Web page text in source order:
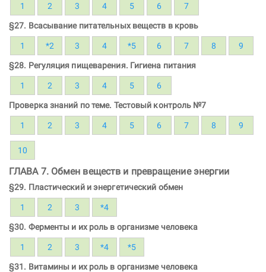
1 2 3 4 5 6 7
§27. Всасывание питательных веществ в кровь
1 *2 3 4 *5 6 7 8 9
§28. Регуляция пищеварения. Гигиена питания
1 2 3 4 5 6
Проверка знаний по теме. Тестовый контроль №7
1 2 3 4 5 6 7 8 9
10
ГЛАВА 7. Обмен веществ и превращение энергии
§29. Пластический и энергетический обмен
1 2 3 *4
§30. Ферменты и их роль в организме человека
1 2 3 *4 *5
§31. Витамины и их роль в организме человека